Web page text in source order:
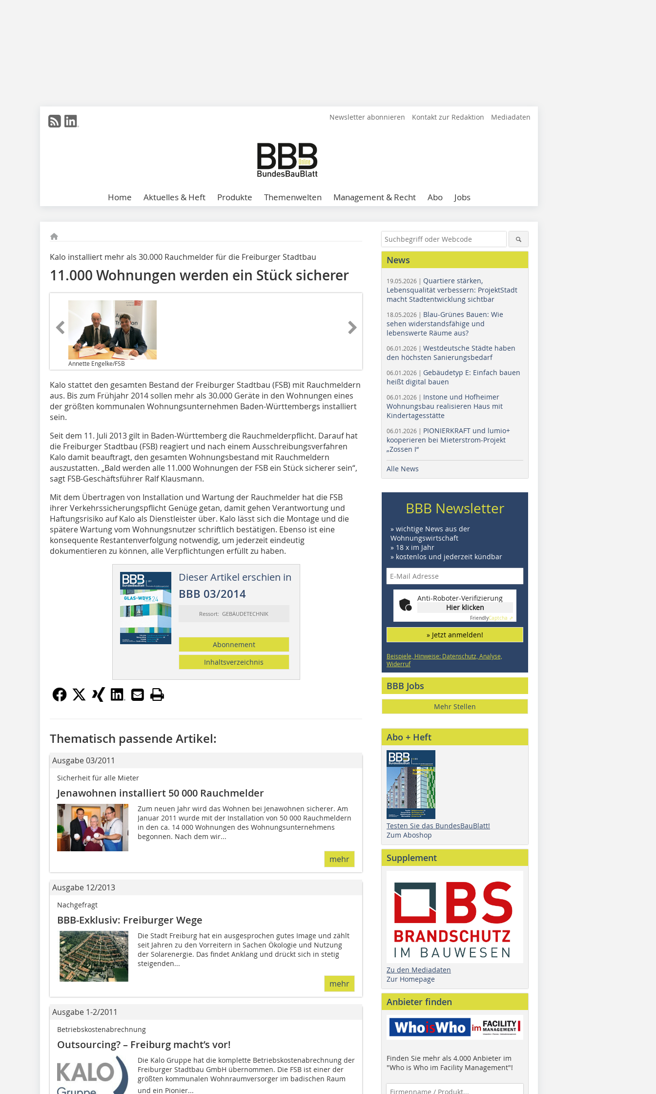
Newsletter abonnieren Kontakt zur Redaktion Mediadaten
Home Aktuelles & Heft Produkte Themenwelten Management & Recht Abo Jobs
Kalo installiert mehr als 30.000 Rauchmelder für die Freiburger Stadtbau
11.000 Wohnungen werden ein Stück sicherer
Annette Engelke/FSB
Kalo stattet den gesamten Bestand der Freiburger Stadtbau (FSB) mit Rauchmeldern
aus. Bis zum Frühjahr 2014 sollen mehr als 30.000 Geräte in den Wohnungen eines
der größten kommunalen Wohnungsunternehmen Baden-Württembergs installiert
sein.
Seit dem 11. Juli 2013 gilt in Baden-Württemberg die Rauchmelderpflicht. Darauf hat
die Freiburger Stadtbau (FSB) reagiert und nach einem Ausschreibungsverfahren
Kalo damit beauftragt, den gesamten Wohnungsbestand mit Rauchmeldern
auszustatten. „Bald werden alle 11.000 Wohnungen der FSB ein Stück sicherer sein“,
sagt FSB-Geschäftsführer Ralf Klausmann.
Mit dem Übertragen von Installation und Wartung der Rauchmelder hat die FSB
ihrer Verkehrssicherungspflicht Genüge getan, damit gehen Verantwortung und
Haftungsrisiko auf Kalo als Dienstleister über. Kalo lässt sich die Montage und die
spätere Wartung vom Wohnungsnutzer schriftlich bestätigen. Ebenso ist eine
konsequente Restantenverfolgung notwendig, um jederzeit eindeutig
dokumentieren zu können, alle Verpflichtungen erfüllt zu haben.
Dieser Artikel erschien in
BBB 03/2014
Ressort: GEBÄUDETECHNIK
Abonnement
Inhaltsverzeichnis
Thematisch passende Artikel:
Ausgabe 03/2011
Sicherheit für alle Mieter
Jenawohnen installiert 50 000 Rauchmelder
Zum neuen Jahr wird das Wohnen bei Jenawohnen sicherer. Am
Januar 2011 wurde mit der Installation von 50 000 Rauchmeldern
in den ca. 14 000 Wohnungen des Wohnungsunternehmens
begonnen. Nach dem wir...
mehr
Ausgabe 12/2013
Nachgefragt
BBB-Exklusiv: Freiburger Wege
Die Stadt Freiburg hat ein ausgesprochen gutes Image und zählt
seit Jahren zu den Vorreitern in Sachen Ökologie und Nutzung
der Solarenergie. Das findet Anklang und drückt sich in stetig
steigenden...
mehr
Ausgabe 1-2/2011
Betriebskostenabrechnung
Outsourcing? – Freiburg macht’s vor!
Die Kalo Gruppe hat die komplette Betriebskostenabrechnung der
Freiburger Stadtbau GmbH übernommen. Die FSB ist einer der
größten kommunalen Wohnraumversorger im badischen Raum 
und ein Pionier...
News
19.05.2026 | Quartiere stärken,
Lebensqualität verbessern: ProjektStadt
macht Stadtentwicklung sichtbar
18.05.2026 | Blau-Grünes Bauen: Wie
sehen widerstandsfähige und
lebenswerte Räume aus?
06.01.2026 | Westdeutsche Städte haben
den höchsten Sanierungsbedarf
06.01.2026 | Gebäudetyp E: Einfach bauen
heißt digital bauen
06.01.2026 | Instone und Hofheimer
Wohnungsbau realisieren Haus mit
Kindertagesstätte
06.01.2026 | PIONIERKRAFT und lumio+
kooperieren bei Mieterstrom-Projekt
„Zossen I“
Alle News
BBB Newsletter
» wichtige News aus der
Wohnungswirtschaft
» 18 x im Jahr
» kostenlos und jederzeit kündbar
Anti-Roboter-Verifizierung
Hier klicken
FriendlyCaptcha ⇗
» Jetzt anmelden!
Beispiele, Hinweise: Datenschutz, Analyse,
Widerruf
BBB Jobs
Mehr Stellen
Abo + Heft
Testen Sie das BundesBauBlatt!
Zum Aboshop
Supplement
Zu den Mediadaten
Zur Homepage
Anbieter finden
Finden Sie mehr als 4.000 Anbieter im
"Who is Who im Facility Management"!